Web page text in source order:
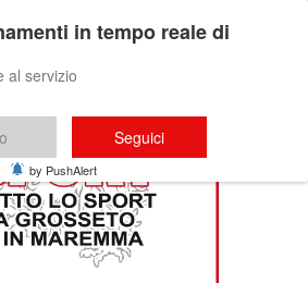
in tempo reale di
al servizio
Seguici
by PushAlert